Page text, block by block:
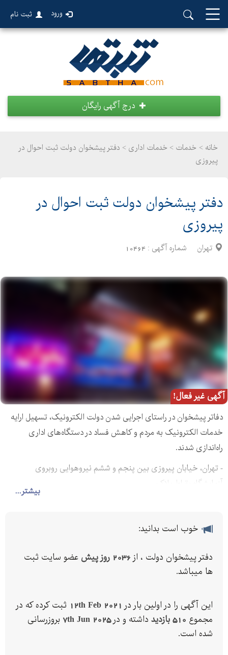
ورود ثبت نام
درج آگهی رایگان
خانه > خدمات > خدمات اداری > دفتر پیشخوان دولت ثبت احوال در
پیروزی
دفتر پیشخوان دولت ثبت احوال در
پیروزی
تهران شماره آگهی : 10464
آگهی غیر فعال!
بیشتر...
دفاتر پیشخوان در راستای اجرایی شدن دولت الکترونیک، تسهیل ارایه
خدمات الکترونیک به مردم و کاهش فساد در دستگاه‌های اداری
راه‌اندازی شدند.
- تهران، خیابان پیروزی بین پنجم و ششم نیروهوایی روبروی
آزمایشگاه بقراط پلاک
خوب است بدانید:
دفتر پیشخوان دولت ، از 2036 روز پیش
عضو سایت ثبت
ها میباشد.
این آگهی را در اولین بار در 12th Feb 2021 ثبت کرده که در
مجموع 510 بازدید داشته و در7th Jun 2025 بروزرسانی
شده است.